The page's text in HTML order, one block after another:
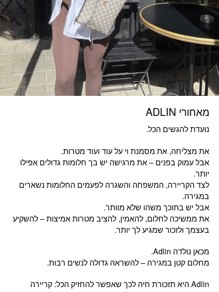
מאחורי ADLIN
נועדת להגשים הכל.
את מצליחה, את מסמנת וי על עוד ועוד מטרות.
אבל עמוק בפנים – את מרגישה יש בך חלומות גדולים אפילו
יותר.
לצד הקריירה, המשפחה והשגרה לפעמים החלומות נשארים
במגירה.
אבל יש בתוכך משהו שלא מוותר.
את ממשיכה לחלום, להאמין, להציב מטרות אמיצות – להשקיע
בעצמך ולזכור שמגיע לך יותר.
מכאן נולדה Adlin.
מחלום קטן במגירה – להשראה גדולה לנשים רבות.
‏Adlin היא תזכורת חיה לכך שאפשר להחזיק הכל: קריירה